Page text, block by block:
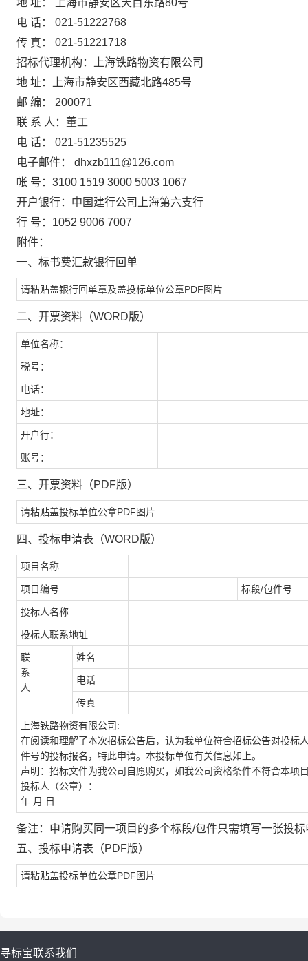
地 址： 上海市静安区天目东路80号
电 话：
021-51222768
传 真：
021-51221718
招标代理机构：上海铁路物资有限公司
地 址：上海市静安区西藏北路485号
邮 编：
200071
联 系 人： 董工
电 话：
021-51235525
电子邮件：
dhxzb111@126.com
帐 号： 3100 1519 3000 5003 1067
开户银行： 中国建行公司上海第六支行
行 号： 1052 9006 7007
附件：
一、 标书费汇款银行回单
请粘贴盖银行回单章及盖投标单位公章PDF图片
二、 开票资料（WORD版）
单位名称：
税号：
电话：
地址：
开户行：
账号：
三、 开票资料（PDF版）
请粘贴盖投标单位公章PDF图片
四、 投标申请表（WORD版）
项目名称
项目编号 标段/包件号
投标人名称
投标人联系地址
联
系
人
姓名
电话
传真
上海铁路物资有限公司:
在阅读和理解了本次招标公告后，认为我单位符合招标公告对投
件号的投标报名，特此申请。本投标单位有关信息如上。
声明：招标文件为我公司自愿购买，如我公司资格条件不符合本项
投标人（公章）：
年 月 日
备注：申请购买同一项目的多个标段/包件只需填写一张投标
五、 投标申请表（PDF版）
请粘贴盖投标单位公章PDF图片
寻标宝联系我们